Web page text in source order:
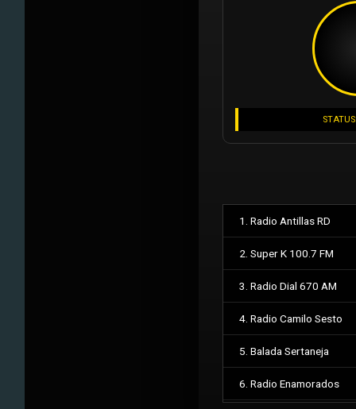
1. Radio Antillas RD
2. Super K 100.7 FM
3. Radio Dial 670 AM
4. Radio Camilo Sesto
5. Balada Sertaneja
6. Radio Enamorados